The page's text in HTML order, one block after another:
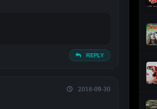
REPLY
2018-09-30